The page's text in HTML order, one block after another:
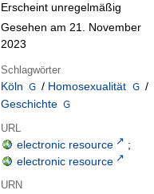
Erscheint unregelmäßig
Gesehen am 21. November
2023
Schlagwörter
Köln / Homosexualität
/
Geschichte
URL
electronic resource
;
electronic resource
URN